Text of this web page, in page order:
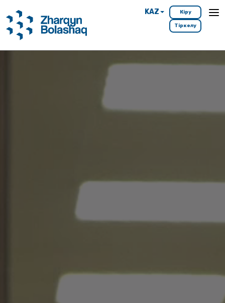
KAZ Кіру
Тіркелу